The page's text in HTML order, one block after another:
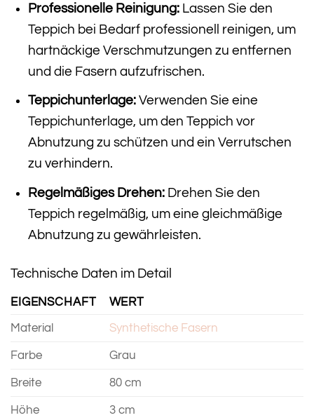
Professionelle Reinigung:Lassen Sie den
Teppich bei Bedarf professionell reinigen, um
hartnäckige Verschmutzungen zu entfernen
und die Fasern aufzufrischen.
Teppichunterlage:Verwenden Sie eine
Teppichunterlage, um den Teppich vor
Abnutzung zu schützen und ein Verrutschen
zu verhindern.
Regelmäßiges Drehen:Drehen Sie den
Teppich regelmäßig, um eine gleichmäßige
Abnutzung zu gewährleisten.
Technische Daten im Detail
EIGENSCHAFT WERT
Material Synthetische Fasern
Farbe Grau
Breite 80 cm
Höhe 3 cm